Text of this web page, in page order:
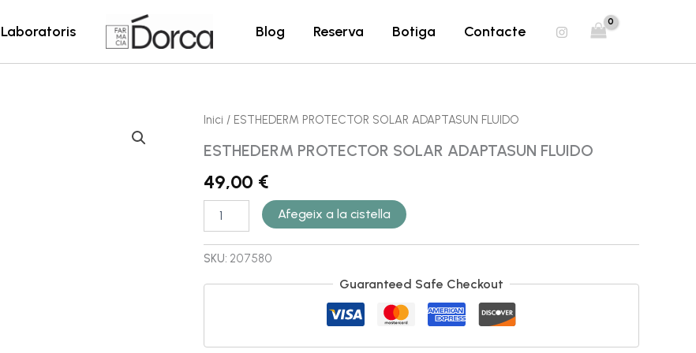
Laboratoris Blog Reserva Botiga Contacte
Inici / ESTHEDERM PROTECTOR SOLAR ADAPTASUN FLUIDO
ESTHEDERM PROTECTOR SOLAR ADAPTASUN FLUIDO
49,00 €
quantitat
ESTHEDERM
SOLAR
FLUIDO
Afegeix a la cistella
SKU: 207580
Guaranteed Safe Checkout
ADAPTASUN